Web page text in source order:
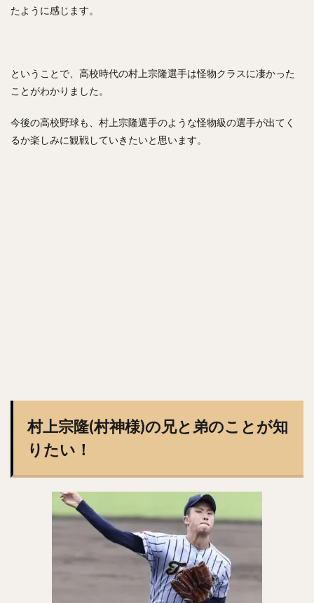
たように感じます。
ということで、高校時代の村上宗隆選手は怪物クラスに凄かった
ことがわかりました。
今後の高校野球も、村上宗隆選手のような怪物級の選手が出てく
るか楽しみに観戦していきたいと思います。
村上宗隆(村神様)の兄と弟のことが知
りたい！